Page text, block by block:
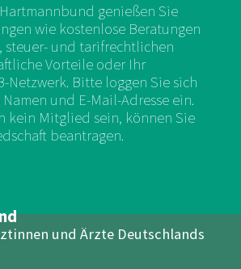
und Ärzte Deutschlands
genießen Sie
wie kostenlose Beratungen
steuer- und tarifrechtlichen
Vorteile oder Ihr
Netzwerk. Bitte loggen Sie sich
und E-Mail-Adresse ein.
kein Mitglied sein, können Sie
beantragen.